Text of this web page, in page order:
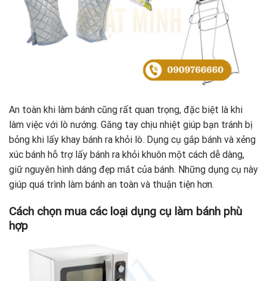
An toàn khi làm bánh cũng rất quan trọng, đặc biệt là khi
làm việc với lò nướng. Găng tay chịu nhiệt giúp bạn tránh bị
bỏng khi lấy khay bánh ra khỏi lò. Dụng cụ gắp bánh và xẻng
xúc bánh hỗ trợ lấy bánh ra khỏi khuôn một cách dễ dàng,
giữ nguyên hình dáng đẹp mắt của bánh. Những dụng cụ này
giúp quá trình làm bánh an toàn và thuận tiện hơn.
Cách chọn mua các loại dụng cụ làm bánh phù
hợp